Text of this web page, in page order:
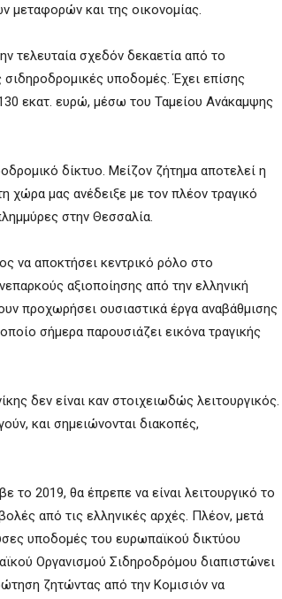
μεταφορών και της οικονομίας.
τελευταία σχεδόν δεκαετία από το
υποδομές. Έχει επίσης
εκατ. ευρώ, μέσω του Ταμείου Ανάκαμψης
δίκτυο. Μείζον ζήτημα αποτελεί η
χώρα μας ανέδειξε με τον πλέον τραγικό
στην Θεσσαλία.
να αποκτήσει κεντρικό ρόλο στο
αξιοποίησης από την ελληνική
προχωρήσει ουσιαστικά έργα αναβάθμισης
σήμερα παρουσιάζει εικόνα τραγικής
δεν είναι καν στοιχειωδώς λειτουργικός.
και σημειώνονται διακοπές,
το 2019, θα έπρεπε να είναι λειτουργικό το
από τις ελληνικές αρχές. Πλέον, μετά
υποδομές του ευρωπαϊκού δικτύου
Οργανισμού Σιδηροδρόμου διαπιστώνει
ζητώντας από την Κομισιόν να